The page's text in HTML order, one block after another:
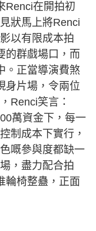
Renci在開拍初
狀馬上將Renci
以有限成本拍
的群戲場口，而
。正當導演費煞
身片場，令兩位
Renci笑言：
萬資金下，每一
制成本下實行，
嘅參與度都缺一
，盡力配合拍
輪椅整蠱，正面